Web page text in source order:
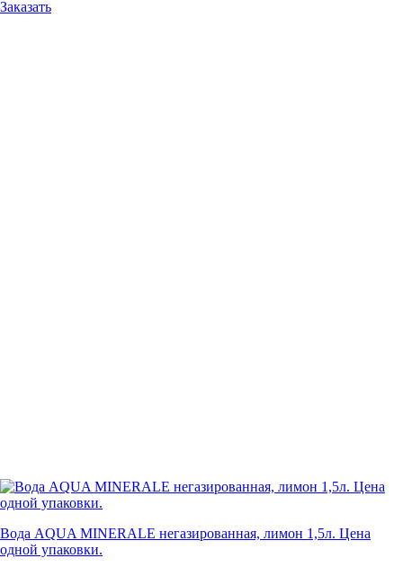
Заказать
Вода AQUA MINERALE негазированная, лимон 1,5л. Цена
одной упаковки.